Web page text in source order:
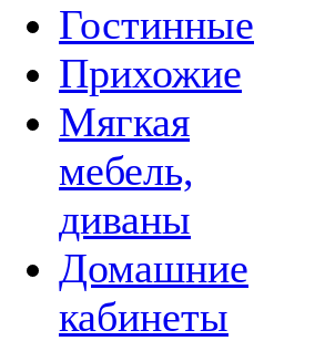
Гостинные
Прихожие
Мягкая
мебель,
диваны
Домашние
кабинеты